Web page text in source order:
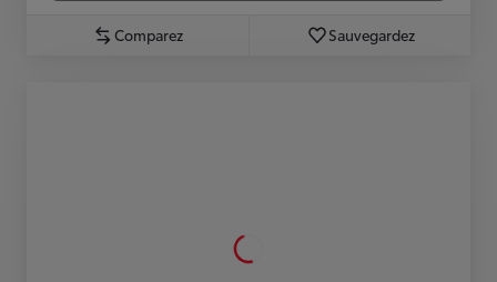
Comparez Sauvegardez